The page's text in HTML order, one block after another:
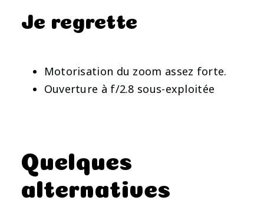
Je regrette
Motorisation du zoom assez forte.
Ouverture à f/2.8 sous-exploitée
Quelques
alternatives